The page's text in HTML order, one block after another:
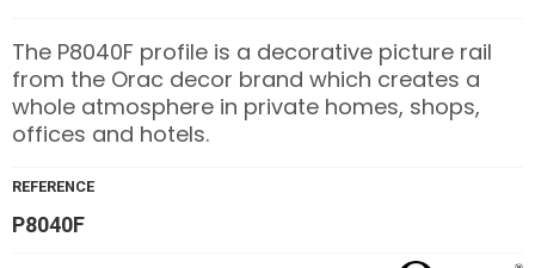
The P8040F profile is a decorative picture rail
from the Orac decor brand which creates a
whole atmosphere in private homes, shops,
offices and hotels.
REFERENCE
P8040F